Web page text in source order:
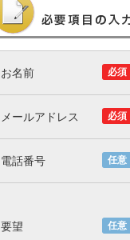
必須
お名前
必須
メールアドレス
任意
電話番号
任意
要望